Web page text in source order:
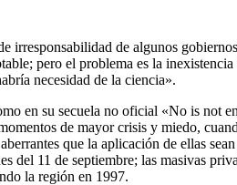
de algunos
pero el problema es la
necesidad de la ciencia».
en su secuela no oficial «No is not
de mayor crisis y miedo,
que la aplicación de ellas
11 de septiembre; las masivas
la región en 1997.